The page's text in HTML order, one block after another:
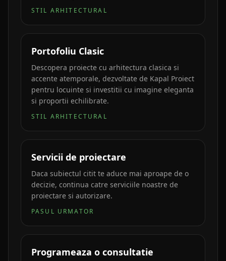
STIL ARHITECTURAL
Portofoliu Clasic
Descopera proiecte cu arhitectura clasica si
accente atemporale, dezvoltate de Kapal Proiect
pentru locuinte si investitii cu imagine eleganta
si proportii echilibrate.
STIL ARHITECTURAL
Servicii de proiectare
Daca subiectul citit te aduce mai aproape de o
decizie, continua catre serviciile noastre de
proiectare si autorizare.
PASUL URMATOR
Programeaza o consultatie